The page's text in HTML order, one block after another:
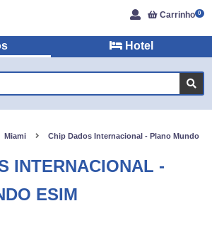
Carrinho 0
Hotel
Miami
Chip Dados Internacional - Plano Mundo
INTERNACIONAL -
ESIM